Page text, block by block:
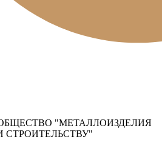
"МЕТАЛЛОИЗДЕЛИЯ
СТРОИТЕЛЬСТВУ"